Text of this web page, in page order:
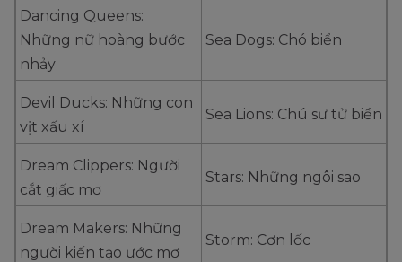
Dancing Queens:
Những nữ hoàng bước
nhảy
Sea Dogs: Chó biển
Devil Ducks: Những con
vịt xấu xí
Sea Lions: Chú sư tử biển
Dream Clippers: Người
cắt giấc mơ
Stars: Những ngôi sao
Dream Makers: Những
người kiến tạo ước mơ
Storm: Cơn lốc